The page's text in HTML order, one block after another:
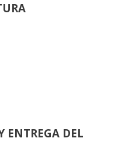
ENTREGA DEL